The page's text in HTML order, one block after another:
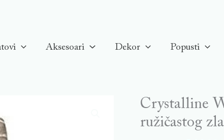
Aksesoari Dekor Popusti
Crystalline
ružičastog
Crystalline
Wonder